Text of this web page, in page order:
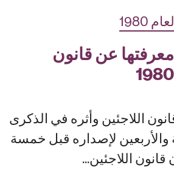
معرفتها عن قانون
اللاجئين وأثره في الذكرى
والأربعين لإصداره قبل خمسة
قانون اللاجئين...